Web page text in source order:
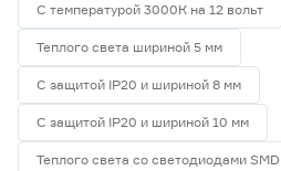
С температурой 3000К на 12 вольт
Теплого света шириной 5 мм
С защитой IP20 и шириной 8 мм
С защитой IP20 и шириной 10 мм
Теплого света со светодиодами SMD